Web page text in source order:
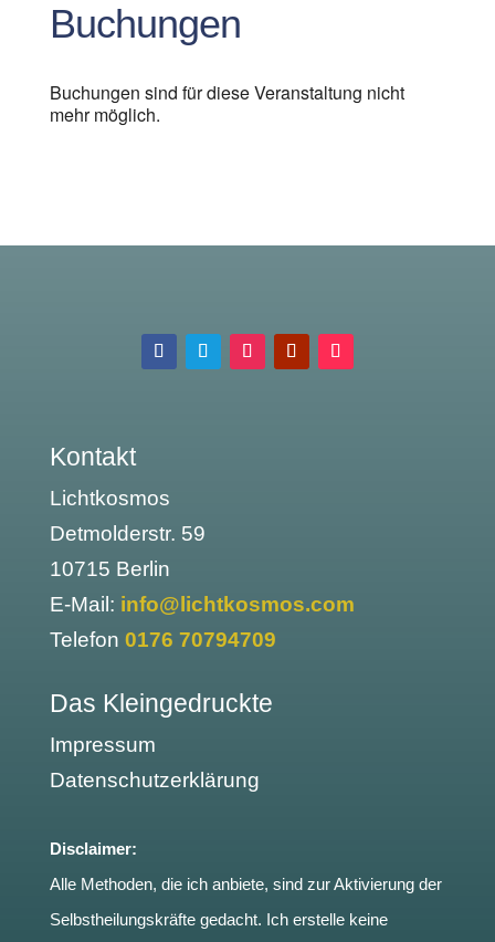
Buchungen
Buchungen sind für diese Veranstaltung nicht
mehr möglich.
Kontakt
Lichtkosmos
Detmolderstr. 59
10715 Berlin
E-Mail: info@lichtkosmos.com
Telefon 0176 70794709
Das Kleingedruckte
Impressum
Datenschutzerklärung
Disclaimer:
Alle Methoden, die ich anbiete, sind zur Aktivierung der
Selbstheilungskräfte gedacht. Ich erstelle keine